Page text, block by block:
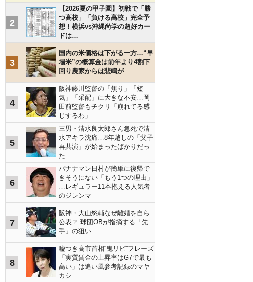
2
【2026夏の甲子園】初戦で「勝
つ高校」「負ける高校」完全予
想！横浜vs沖縄尚学の超好カー
ドは…
3
国内の米価格は下がる一方…“早
場米”の概算金は前年より4割下
回り農家からは悲鳴が
4
阪神藤川監督の「焦り」「短
気」「采配」に大きな不安…岡
田前監督もチクリ「崩れてる感
じするわ」
5
三男・清水良太郎さん急死で清
水アキラ沈痛…8年越しの「父子
再共演」が始まったばかりだっ
た
6
バナナマン日村が簡単に復帰で
きそうにない「もう1つの理由」
…レギュラー11本抱える人気者
のジレンマ
7
阪神・大山悠輔なぜ離婚を自ら
公表？ 球団OBが指摘する「先
手」の狙い
8
嘘つき高市首相“鬼リピ”フレーズ
「実質賃金の上昇率はG7で最も
高い」は追い風参考記録のマヤ
カシ